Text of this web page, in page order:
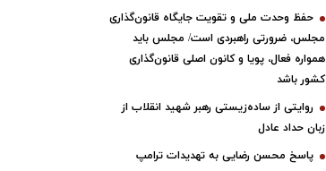
حفظ وحدت ملی و تقویت جایگاه قانون‌گذاری
مجلس، ضرورتی راهبردی است/ مجلس باید
همواره فعال، پویا و کانون اصلی قانون‌گذاری
کشور باشد
روایتی از ساده‌زیستی رهبر شهید انقلاب از
زبان حداد عادل
پاسخ محسن رضایی به تهدیدات ترامپ